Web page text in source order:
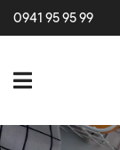
0941 95 95 99